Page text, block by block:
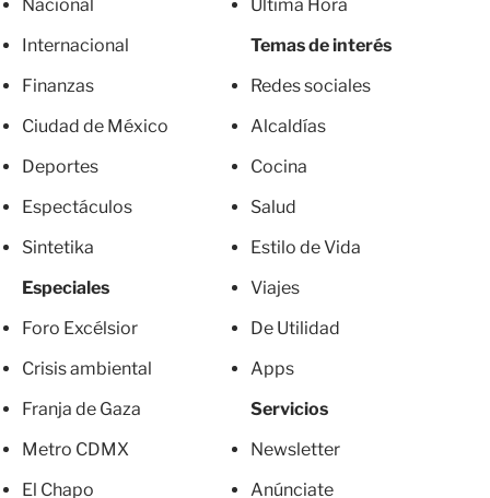
Nacional
Internacional
Finanzas
Ciudad de México
Deportes
Espectáculos
Sintetika
Especiales
Foro Excélsior
Crisis ambiental
Franja de Gaza
Metro CDMX
El Chapo
Última Hora
Temas de interés
Redes sociales
Alcaldías
Cocina
Salud
Estilo de Vida
Viajes
De Utilidad
Apps
Servicios
Newsletter
Anúnciate